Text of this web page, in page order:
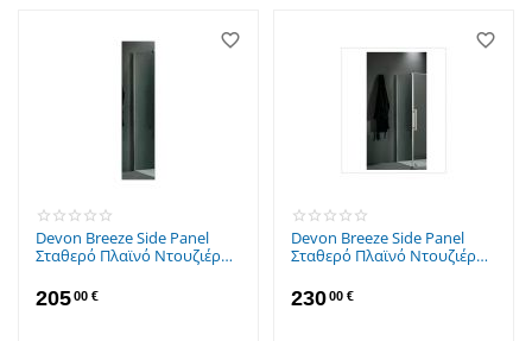
Devon Breeze Side Panel
Σταθερό Πλαϊνό Ντουζιέρας
Chrome
20500 €
Devon Breeze Side Panel
Σταθερό Πλαϊνό Ντουζιέρας
Chrome
23000 €